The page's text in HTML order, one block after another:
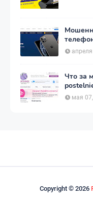
Что за
мая
Copyright © 2026